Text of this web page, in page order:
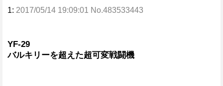
1: 2017/05/14 19:09:01 No.483533443
YF-29
バルキリーを超えた超可変戦闘機